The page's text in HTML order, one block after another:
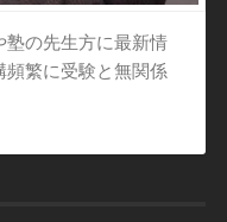
塾の先生方に最新情
繁に受験と無関係